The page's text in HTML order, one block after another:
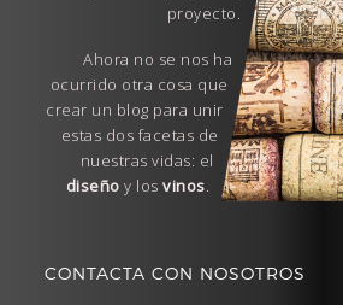
proyecto.
Ahora no se nos ha
ocurrido otra cosa que
crear un blog para unir
estas dos facetas de
nuestras vidas: el
diseño y losvinos.
CONTACTA CON NOSOTROS